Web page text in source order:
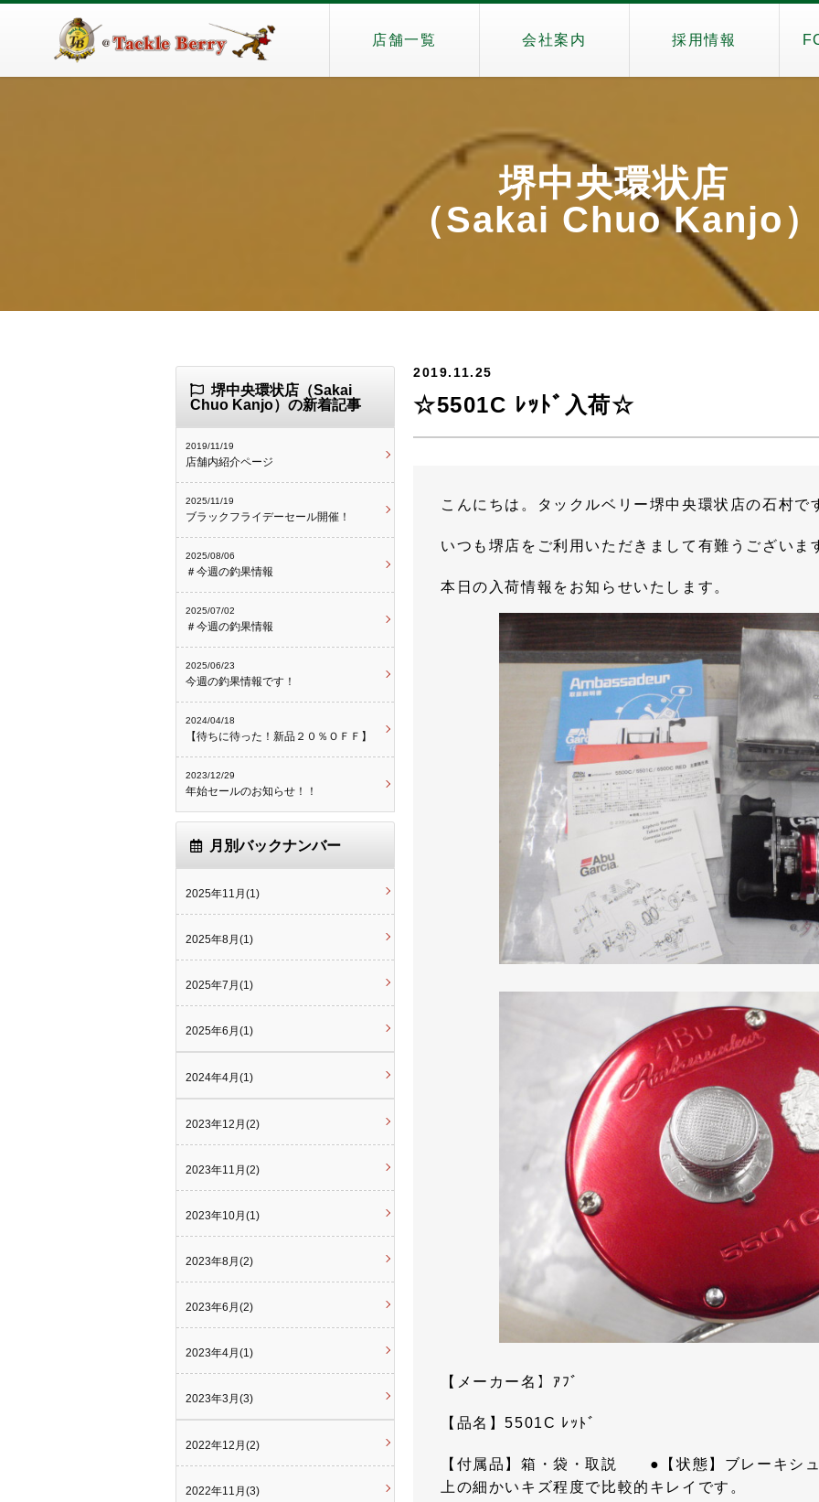
店舗一覧 会社案内 採用情報
堺中央環状店
（Sakai Chuo Kanjo
2019.11.25
☆5501C ﾚｯﾄﾞ入荷☆
こんにちは。タックルベリー堺中央環状店の石村で
いつも堺店をご利用いただきまして有難うございま
本日の入荷情報をお知らせいたします。
【メーカー名】ｱﾌﾞ
【品名】5501C ﾚｯﾄﾞ
【付属品】箱・袋・取説 ●【状態】ブレーキシ
上の細かいキズ程度で比較的キレイです。
堺中央環状店（Sakai
Chuo Kanjo）の新着記事
2019/11/19
店舗内紹介ページ
2025/11/19
ブラックフライデーセール開催！
2025/08/06
＃今週の釣果情報
2025/07/02
＃今週の釣果情報
2025/06/23
今週の釣果情報です！
2024/04/18
【待ちに待った！新品２０％ＯＦＦ】
2023/12/29
年始セールのお知らせ！！
月別バックナンバー
2025年11月(1)
2025年8月(1)
2025年7月(1)
2025年6月(1)
2024年4月(1)
2023年12月(2)
2023年11月(2)
2023年10月(1)
2023年8月(2)
2023年6月(2)
2023年4月(1)
2023年3月(3)
2022年12月(2)
2022年11月(3)